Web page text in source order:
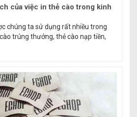
của việc in thẻ cào trong kinh
chúng ta sử dụng rất nhiều trong
trúng thưởng, thẻ cào nạp tiền,